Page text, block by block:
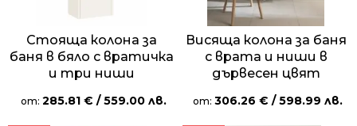
Стояща колона за
баня в бяло с вратичка
и три ниши
от: 285.81 € / 559.00 лв.
Висяща колона за баня
с врата и ниши в
дървесен цвят
от: 306.26 € / 598.99 лв.